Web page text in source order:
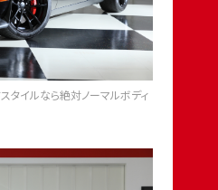
タイルなら絶対ノーマルボディ